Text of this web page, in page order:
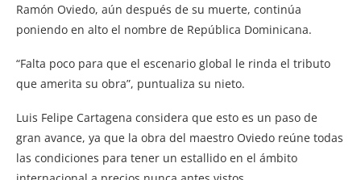
Ramón Oviedo, aún después de su muerte, continúa
poniendo en alto el nombre de República Dominicana.
“Falta poco para que el escenario global le rinda el tributo
que amerita su obra”, puntualiza su nieto.
Luis Felipe Cartagena considera que esto es un paso de
gran avance, ya que la obra del maestro Oviedo reúne todas
las condiciones para tener un estallido en el ámbito